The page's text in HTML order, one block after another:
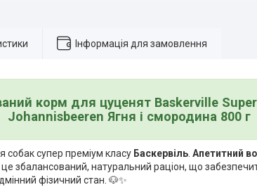
Інформація для замовлення
корм для цуценят Baskerville
Johannisbeeren Ягня і смородина 800 г
супер преміум класу Баскервіль Апетитний
це збалансований, натуральний раціон, що
фізичний стан. 🐶✨